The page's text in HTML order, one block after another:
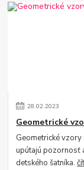
28.02.2023
Geometrické
Geometrické vzory
upútajú pozornosť
detského šatníka.